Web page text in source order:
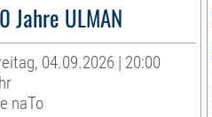
Jahre ULMAN
04.09.2026 | 20:00
naTo